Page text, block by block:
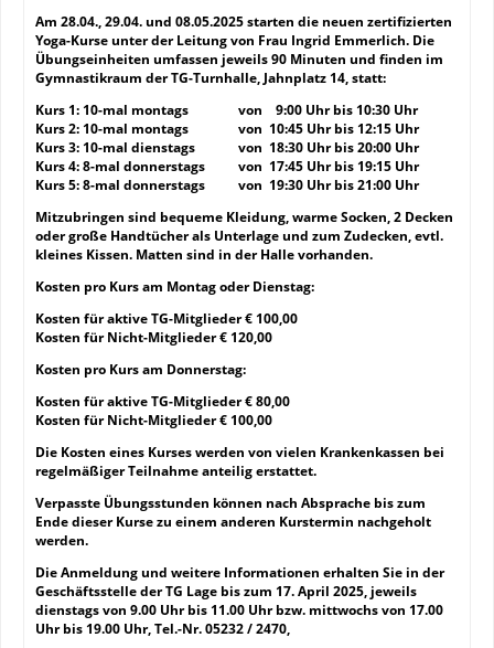
Am 28.04., 29.04. und 08.05.2025 starten die neuen zertifizierten
Yoga-Kurse unter der Leitung von Frau Ingrid Emmerlich. Die
Übungseinheiten umfassen jeweils 90 Minuten und finden im
Gymnastikraum der TG-Turnhalle, Jahnplatz 14, statt:
Kurs 1: 10-mal montags von 9:00 Uhr bis 10:30 Uhr
Kurs 2: 10-mal montags von 10:45 Uhr bis 12:15 Uhr
Kurs 3: 10-mal dienstags von 18:30 Uhr bis 20:00 Uhr
Kurs 4: 8-mal donnerstags von 17:45 Uhr bis 19:15 Uhr
Kurs 5: 8-mal donnerstags von 19:30 Uhr bis 21:00 Uhr
Mitzubringen sind bequeme Kleidung, warme Socken, 2 Decken
oder große Handtücher als Unterlage und zum Zudecken, evtl.
kleines Kissen. Matten sind in der Halle vorhanden.
Kosten pro Kurs am Montag oder Dienstag:
Kosten für aktive TG-Mitglieder € 100,00
Kosten für Nicht-Mitglieder € 120,00
Kosten pro Kurs am Donnerstag:
Kosten für aktive TG-Mitglieder € 80,00
Kosten für Nicht-Mitglieder € 100,00
Die Kosten eines Kurses werden von vielen Krankenkassen bei
regelmäßiger Teilnahme anteilig erstattet.
Verpasste Übungsstunden können nach Absprache bis zum
Ende dieser Kurse zu einem anderen Kurstermin nachgeholt
werden.
Die Anmeldung und weitere Informationen erhalten Sie in der
Geschäftsstelle der TG Lage bis zum 17. April 2025, jeweils
dienstags von 9.00 Uhr bis 11.00 Uhr bzw. mittwochs von 17.00
Uhr bis 19.00 Uhr, Tel.-Nr. 05232 / 2470,